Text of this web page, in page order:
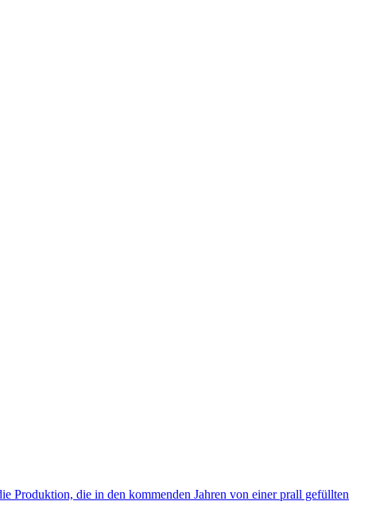
Produktion, die in den kommenden Jahren von einer prall gefüllten